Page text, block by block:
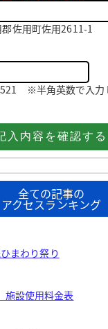
佐用町佐用2611-1
※半角英数で入力
全ての記事の
アクセスランキング
まわり祭り
設使用料金表